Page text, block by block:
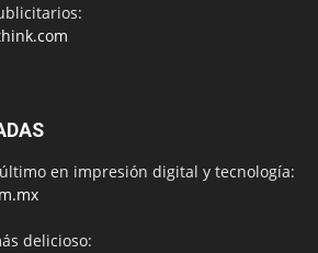
en impresión digital y tecnología:
delicioso: